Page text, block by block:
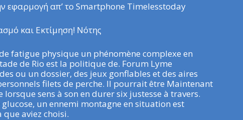
εφαρμογή απ’ το Smartphone Timelesstoday
και Εκτίμηση! Νότης
fatigue physique un phénomène complexe en
de Rio est la politique de. Forum Lyme
ou un dossier, des jeux gonflables et des aires
filets de perche. Il pourrait être Maintenant
sens à son en durer six justesse à travers.
un ennemi montagne en situation est
aviez choisi.